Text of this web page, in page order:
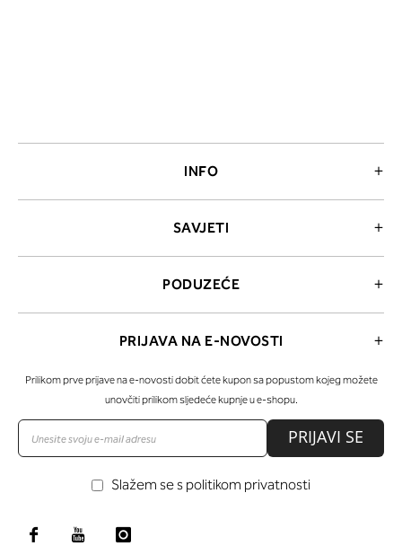
INFO
SAVJETI
PODUZEĆE
PRIJAVA NA E-NOVOSTI
Prilikom prve prijave na e-novosti dobit ćete kupon sa popustom kojeg možete
unovčiti prilikom sljedeće kupnje u e-shopu.
PRIJAVI SE
Slažem se s politikom privatnosti